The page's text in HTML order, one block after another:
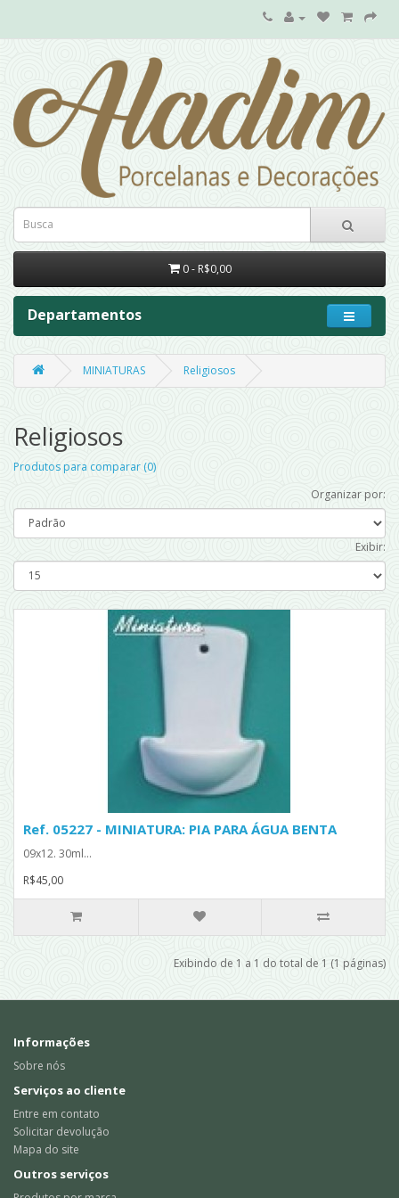
0 - R$0,00
Departamentos
MINIATURAS Religiosos
Religiosos
Produtos para comparar (0)
Organizar por:
Exibir:
Ref. 05227 - MINIATURA: PIA PARA ÁGUA BENTA
09x12. 30ml...
R$45,00
Exibindo de 1 a 1 do total de 1 (1 páginas)
Informações
Sobre nós
Serviços ao cliente
Entre em contato
Solicitar devolução
Mapa do site
Outros serviços